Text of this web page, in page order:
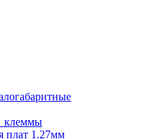
клеммы
плат 1.27мм